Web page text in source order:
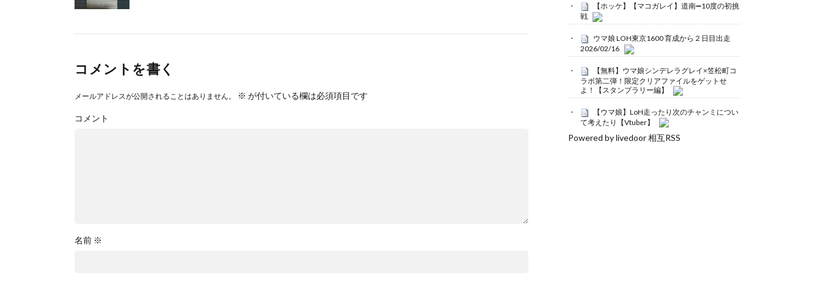
コメントを書く
メールアドレスが公開されることはありません。 ※ が付いている欄は必須項目です
コメント
名前 ※
【ホッケ】【マコガレイ】道南➖10度の初挑
戦
ウマ娘 LOH東京1600 育成から２日目出走
2026/02/16
【無料】ウマ娘シンデレラグレイ×笠松町コ
ラボ第二弾！限定クリアファイルをゲットせ
よ！【スタンプラリー編】
【ウマ娘】LoH走ったり次のチャンミについ
て考えたり【Vtuber】
Powered by livedoor 相互RSS